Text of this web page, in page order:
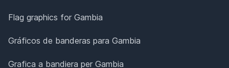
Flag graphics for Gambia
Gráficos de banderas para Gambia
Grafica a bandiera per Gambia